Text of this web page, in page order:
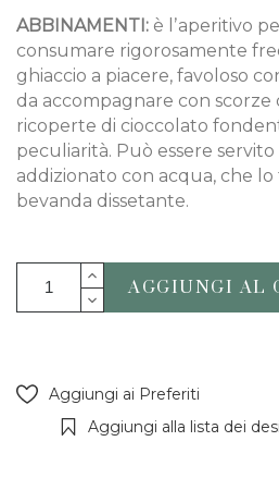
ABBINAMENTI: è lʼaperitivo
consumare rigorosamente
ghiaccio a piacere, favoloso
da accompagnare con
ricoperte di cioccolato
peculiarità. Può essere
addizionato con acqua, che
bevanda dissetante.
AGGIUNGI AL
Aggiungi ai Preferiti
Aggiungi alla lista dei